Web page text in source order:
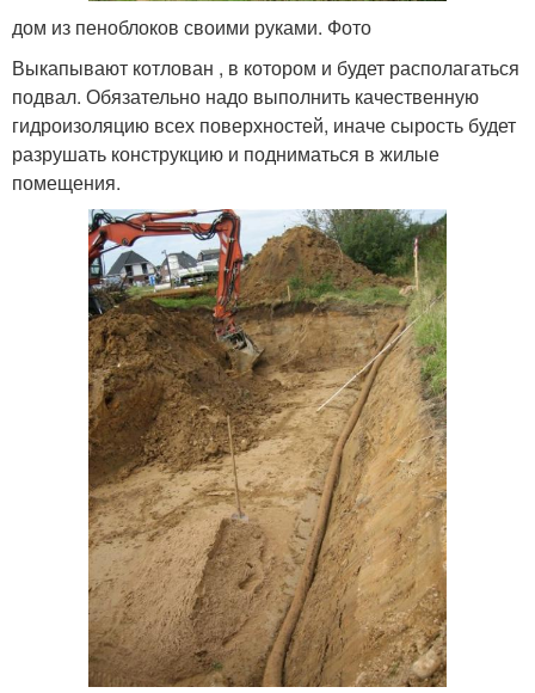
дом из пеноблоков своими руками. Фото
Выкапывают котлован , в котором и будет располагаться
подвал. Обязательно надо выполнить качественную
гидроизоляцию всех поверхностей, иначе сырость будет
разрушать конструкцию и подниматься в жилые
помещения.